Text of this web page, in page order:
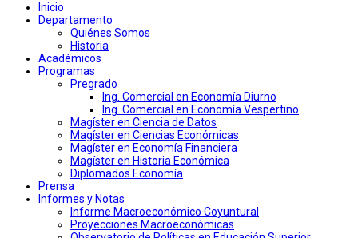
Inicio
Departamento
Quiénes Somos
Historia
Académicos
Programas
Pregrado
Ing. Comercial en Economía Diurno
Ing. Comercial en Economía Vespertino
Magíster en Ciencia de Datos
Magíster en Ciencias Económicas
Magíster en Economía Financiera
Magíster en Historia Económica
Diplomados Economía
Prensa
Informes y Notas
Informe Macroeconómico Coyuntural
Proyecciones Macroeconómicas